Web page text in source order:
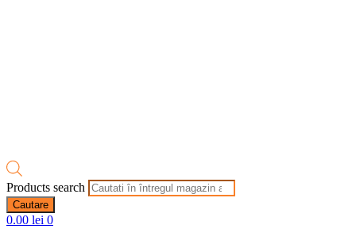
Products search
Cautare
0.00 lei 0